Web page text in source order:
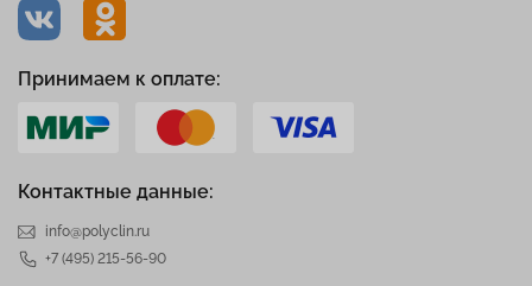
Контактные данные:
info@polyclin.ru
+7 (495) 215-56-90
Принимаем к оплате: